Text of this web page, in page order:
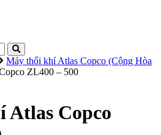
Máy thổi khí Atlas Copco (Cộng Hòa
ZL400 – 500
Atlas Copco